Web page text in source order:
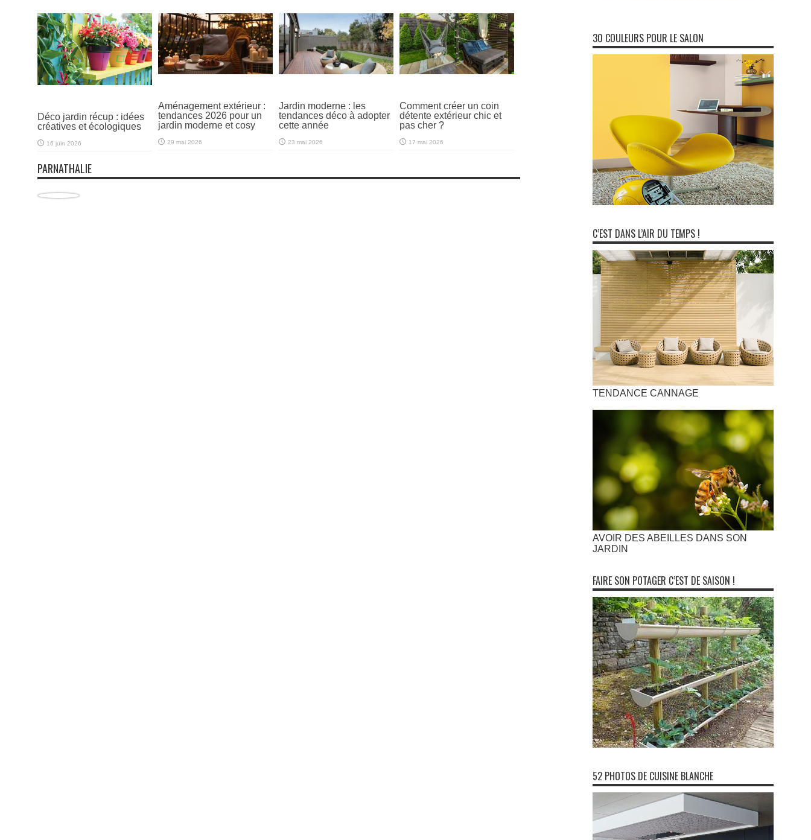
Déco jardin récup : idées
créatives et écologiques
16 juin 2026
Aménagement extérieur :
tendances 2026 pour un
jardin moderne et cosy
29 mai 2026
Jardin moderne : les
tendances déco à adopter
cette année
23 mai 2026
Comment créer un coin
détente extérieur chic et
pas cher ?
17 mai 2026
PARNATHALIE
30 COULEURS POUR LE SALON
C’EST DANS L’AIR DU TEMPS !
TENDANCE CANNAGE
AVOIR DES ABEILLES DANS SON
JARDIN
FAIRE SON POTAGER C’EST DE SAISON !
52 PHOTOS DE CUISINE BLANCHE